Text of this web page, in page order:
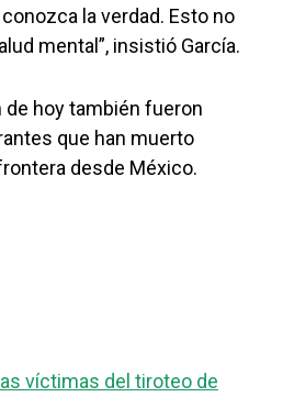
la verdad. Esto no
mental”, insistió García.
hoy también fueron
que han muerto
desde México.
víctimas del tiroteo de